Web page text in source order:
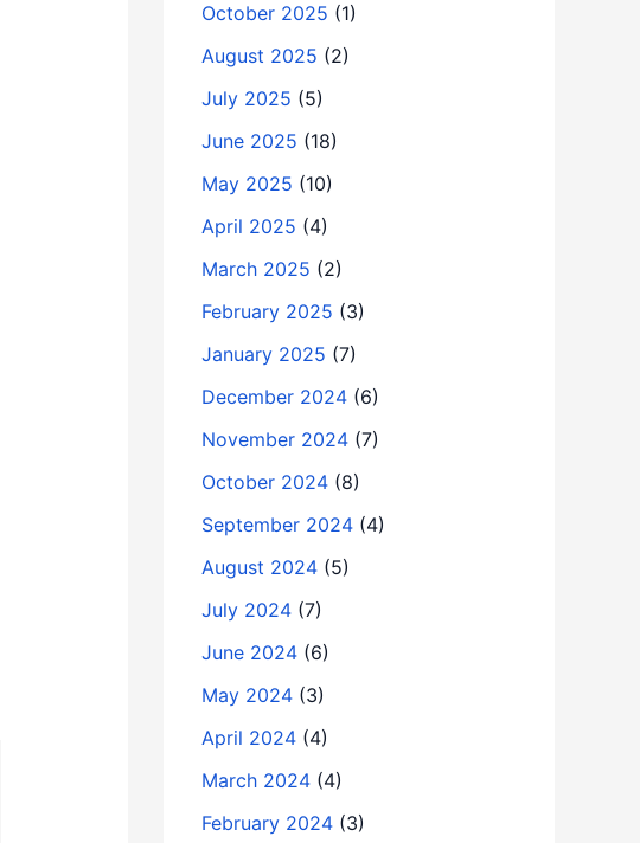
October 2025 (1)
August 2025 (2)
July 2025 (5)
June 2025 (18)
May 2025 (10)
April 2025 (4)
March 2025 (2)
February 2025 (3)
January 2025 (7)
December 2024 (6)
November 2024 (7)
October 2024 (8)
September 2024 (4)
August 2024 (5)
July 2024 (7)
June 2024 (6)
May 2024 (3)
April 2024 (4)
March 2024 (4)
February 2024 (3)